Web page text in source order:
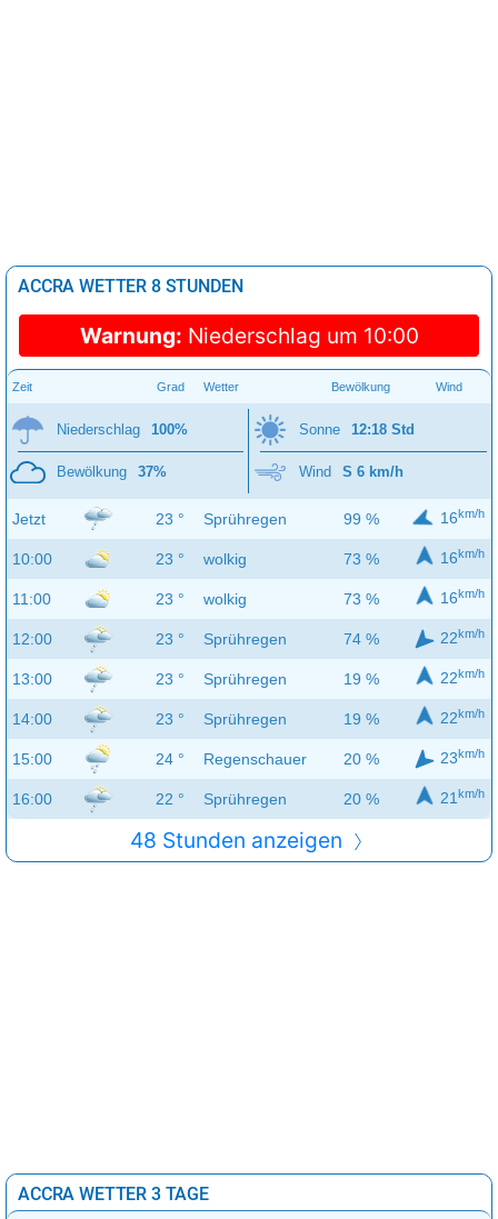
ACCRA WETTER 8 STUNDEN
Warnung: Niederschlag um 10:00
Zeit Grad Wetter Bewölkung Wind
Niederschlag 100%
Bewölkung 37%
Sonne 12:18 Std
Wind S 6 km/h
Jetzt 23 ° Sprühregen 99 % 16km/h
10:00 23 ° wolkig 73 % 16km/h
11:00 23 ° wolkig 73 % 16km/h
12:00 23 ° Sprühregen 74 % 22km/h
13:00 23 ° Sprühregen 19 % 22km/h
14:00 23 ° Sprühregen 19 % 22km/h
15:00 24 ° Regenschauer 20 % 23km/h
16:00 22 ° Sprühregen 20 % 21 km/h
48 Stunden anzeigen
ACCRA WETTER 3 TAGE